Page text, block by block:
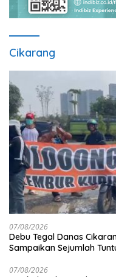
Cikarang
07/08/2026
Debu Tegal Danas
Sampaikan Sejumlah
07/08/2026